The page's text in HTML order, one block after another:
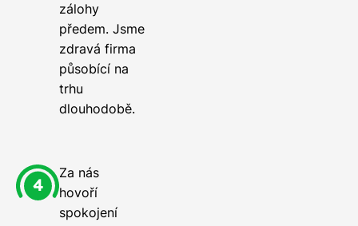
zálohy
předem. Jsme
zdravá firma
působící na
trhu
dlouhodobě.
Za nás
hovoří
spokojení